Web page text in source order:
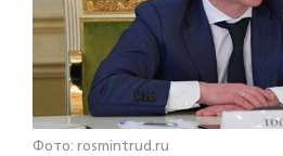
Фото: rosmintrud.ru